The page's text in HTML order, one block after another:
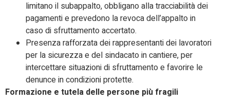
limitano il subappalto, obbligano alla tracciabilità dei
pagamenti e prevedono la revoca dell’appalto in
caso di sfruttamento accertato.
Presenza rafforzata dei rappresentanti dei lavoratori
per la sicurezza e del sindacato in cantiere, per
intercettare situazioni di sfruttamento e favorire le
denunce in condizioni protette.​
Formazione e tutela delle persone più fragili